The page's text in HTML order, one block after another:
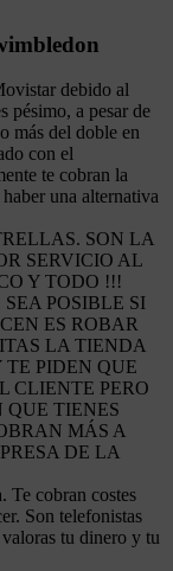
debido al
pésimo, a pesar de
más del doble en
con el
te cobran la
una alternativa
SON LA
SERVICIO AL
Y TODO !!!
POSIBLE SI
ES ROBAR
LA TIENDA
PIDEN QUE
CLIENTE PERO
QUE TIENES
MÁS A
DE LA
Te cobran costes
Son telefonistas
tu dinero y tu